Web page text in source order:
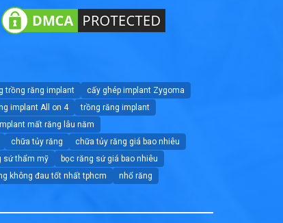
trồng răng implant
cấy ghép implant Zygoma
implant All on 4
trồng răng implant
mất răng lâu năm
chữa tủy răng
chữa tủy răng giá bao nhiêu
sứ thẩm mỹ
bọc răng sứ giá bao nhiêu
không đau tốt nhất tphcm
nhổ răng